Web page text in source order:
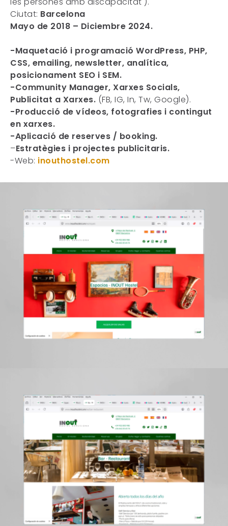
Ciutat: Barcelona
Mayo de 2018 – Diciembre 2024.
-Maquetació i programació WordPress, PHP,
CSS, emailing, newsletter, analítica,
posicionament SEO i SEM.
-Community Manager, Xarxes Socials,
Publicitat a Xarxes. (FB, IG, In, Tw, Google).
-Producció de vídeos, fotografies i contingut
en xarxes.
-Aplicació de reserves / booking.
–Estratègies i projectes publicitaris.
-Web: inouthostel.com